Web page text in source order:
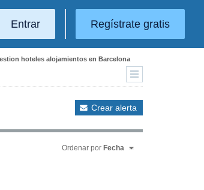
Entrar Regístrate gratis
hoteles alojamientos en Barcelona
Crear alerta
Ordenar por Fecha